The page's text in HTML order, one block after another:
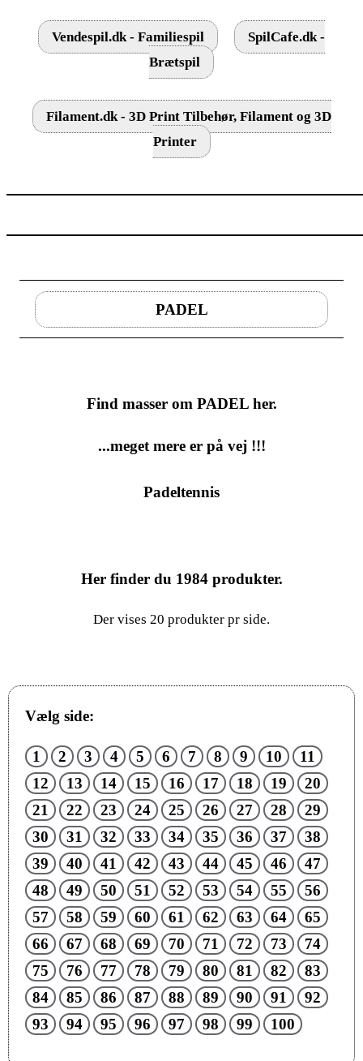
Vendespil.dk - Familiespil
SpilCafe.dk -
Brætspil
Filament.dk - 3D Print Tilbehør, Filament og 3D
Printer
PADEL
Find masser om PADEL her.
...meget mere er på vej !!!
Padeltennis
Her finder du 1984produkter.
Der vises 20 produkter pr side.
Vælg side:
1 2 3 4 5 6 7 8 9 10
11
12
13 14 15 16 17 18 19
20
21
22 23 24 25 26 27 28
29
30
31 32 33 34 35 36 37
38
39
40 41 42 43 44 45 46
47
48
49 50 51 52 53 54 55
56
57
58 59 60 61 62 63 64
65
66
67 68 69 70 71 72 73
74
75
76 77 78 79 80 81 82
83
84
85 86 87 88 89 90 91
92
93
94 95 96 97 98 99 100